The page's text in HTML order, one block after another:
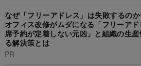
なぜ「フリーアドレス」は失敗するの
オフィス改修がムダになる「フリーア
席予約が定着しない元凶」と組織の生
る解決策とは
PR